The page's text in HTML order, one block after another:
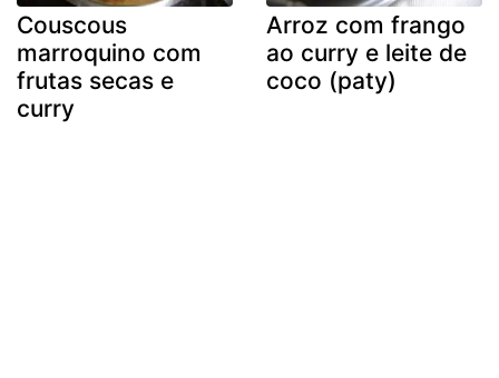
Couscous
marroquino com
frutas secas e
curry
Arroz com frango
ao curry e leite de
coco (paty)